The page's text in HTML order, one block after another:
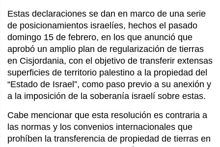
Estas declaraciones se dan en marco de una serie
de posicionamientos israelíes, hechos el pasado
domingo 15 de febrero, en los que anunció que
aprobó un amplio plan de regularización de tierras
en Cisjordania, con el objetivo de transferir extensas
superficies de territorio palestino a la propiedad del
“Estado de Israel”, como paso previo a su anexión y
a la imposición de la soberanía israelí sobre estas.
Cabe mencionar que esta resolución es contraria a
las normas y los convenios internacionales que
prohíben la transferencia de propiedad de tierras en